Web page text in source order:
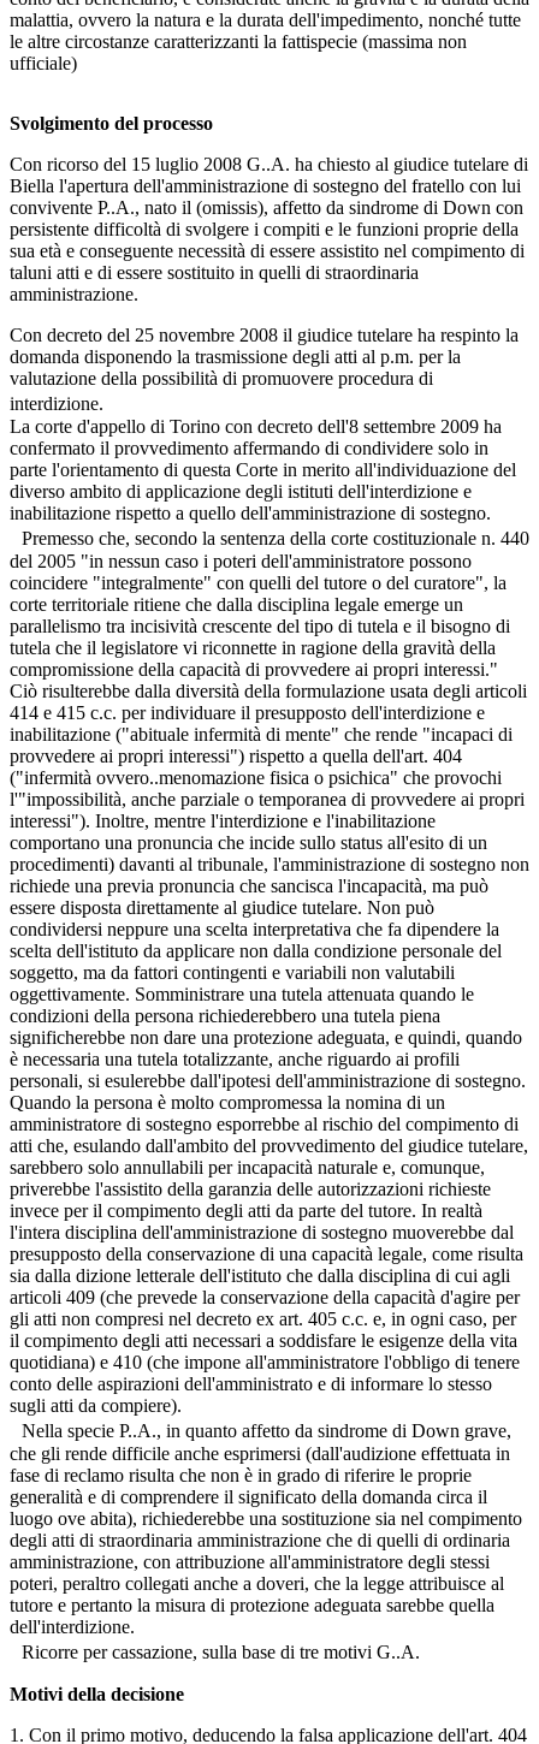
malattia, ovvero la natura e la durata dell'impedimento, nonché tutte
le altre circostanze caratterizzanti la fattispecie (massima non
ufficiale)
Svolgimento del processo
Con ricorso del 15 luglio 2008 G..A. ha chiesto al giudice tutelare di
Biella l'apertura dell'amministrazione di sostegno del fratello con lui
convivente P..A., nato il (omissis), affetto da sindrome di Down con
persistente difficoltà di svolgere i compiti e le funzioni proprie della
sua età e conseguente necessità di essere assistito nel compimento di
taluni atti e di essere sostituito in quelli di straordinaria
amministrazione.
Con decreto del 25 novembre 2008 il giudice tutelare ha respinto la
domanda disponendo la trasmissione degli atti al p.m. per la
valutazione della possibilità di promuovere procedura di
interdizione.
La corte d'appello di Torino con decreto dell'8 settembre 2009 ha
confermato il provvedimento affermando di condividere solo in
parte l'orientamento di questa Corte in merito all'individuazione del
diverso ambito di applicazione degli istituti dell'interdizione e
inabilitazione rispetto a quello dell'amministrazione di sostegno.
Premesso che, secondo la sentenza della corte costituzionale n. 440
del 2005 "in nessun caso i poteri dell'amministratore possono
coincidere "integralmente" con quelli del tutore o del curatore", la
corte territoriale ritiene che dalla disciplina legale emerge un
parallelismo tra incisività crescente del tipo di tutela e il bisogno di
tutela che il legislatore vi riconnette in ragione della gravità della
compromissione della capacità di provvedere ai propri interessi."
Ciò risulterebbe dalla diversità della formulazione usata degli articoli
414 e 415 c.c. per individuare il presupposto dell'interdizione e
inabilitazione ("abituale infermità di mente" che rende "incapaci di
provvedere ai propri interessi") rispetto a quella dell'art. 404
("infermità ovvero..menomazione fisica o psichica" che provochi
l'"impossibilità, anche parziale o temporanea di provvedere ai propri
interessi"). Inoltre, mentre l'interdizione e l'inabilitazione
comportano una pronuncia che incide sullo status all'esito di un
procedimenti) davanti al tribunale, l'amministrazione di sostegno non
richiede una previa pronuncia che sancisca l'incapacità, ma può
essere disposta direttamente al giudice tutelare. Non può
condividersi neppure una scelta interpretativa che fa dipendere la
scelta dell'istituto da applicare non dalla condizione personale del
soggetto, ma da fattori contingenti e variabili non valutabili
oggettivamente. Somministrare una tutela attenuata quando le
condizioni della persona richiederebbero una tutela piena
significherebbe non dare una protezione adeguata, e quindi, quando
è necessaria una tutela totalizzante, anche riguardo ai profili
personali, si esulerebbe dall'ipotesi dell'amministrazione di sostegno.
Quando la persona è molto compromessa la nomina di un
amministratore di sostegno esporrebbe al rischio del compimento di
atti che, esulando dall'ambito del provvedimento del giudice tutelare,
sarebbero solo annullabili per incapacità naturale e, comunque,
priverebbe l'assistito della garanzia delle autorizzazioni richieste
invece per il compimento degli atti da parte del tutore. In realtà
l'intera disciplina dell'amministrazione di sostegno muoverebbe dal
presupposto della conservazione di una capacità legale, come risulta
sia dalla dizione letterale dell'istituto che dalla disciplina di cui agli
articoli 409 (che prevede la conservazione della capacità d'agire per
gli atti non compresi nel decreto ex art. 405 c.c. e, in ogni caso, per
il compimento degli atti necessari a soddisfare le esigenze della vita
quotidiana) e 410 (che impone all'amministratore l'obbligo di tenere
conto delle aspirazioni dell'amministrato e di informare lo stesso
sugli atti da compiere).
Nella specie P..A., in quanto affetto da sindrome di Down grave,
che gli rende difficile anche esprimersi (dall'audizione effettuata in
fase di reclamo risulta che non è in grado di riferire le proprie
generalità e di comprendere il significato della domanda circa il
luogo ove abita), richiederebbe una sostituzione sia nel compimento
degli atti di straordinaria amministrazione che di quelli di ordinaria
amministrazione, con attribuzione all'amministratore degli stessi
poteri, peraltro collegati anche a doveri, che la legge attribuisce al
tutore e pertanto la misura di protezione adeguata sarebbe quella
dell'interdizione.
Ricorre per cassazione, sulla base di tre motivi G..A.
Motivi della decisione
1. Con il primo motivo, deducendo la falsa applicazione dell'art. 404